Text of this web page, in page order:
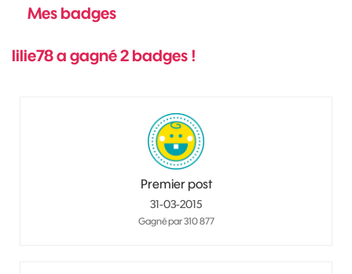
Mes badges
lilie78 a gagné 2 badges !
Premier post
‎31-03-2015
Gagné par 310 877